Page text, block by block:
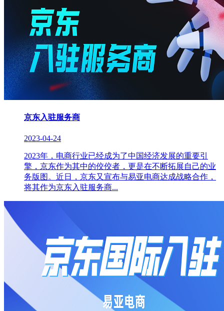
京东入驻服务商
2023-04-24
2023年，电商行业已经成为了中国经济发展的重要引
擎，京东作为其中的佼佼者，更是在不断拓展自己的业
务版图。近日，京东又宣布与易亚电商达成战略合作，
将其作为京东入驻服务商...